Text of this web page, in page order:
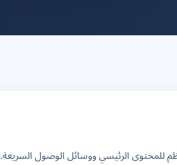
الرئيسي ووسائل الوصول السريعة.